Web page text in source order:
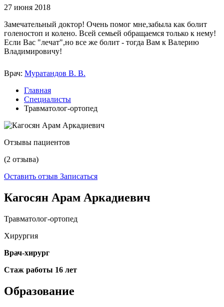
27 июня 2018
Замечательный доктор! Очень помог мне,забыла как болит
голеностоп и колено. Всей семьей обращаемся только к нему!
Если Вас "лечат",но все же болит - тогда Вам к Валерию
Владимировичу!
Врач: Муратандов В. В.
Главная
Специалисты
Травматолог-ортопед
Отзывы пациентов
(2 отзыва)
Оставить отзыв Записаться
Кагосян Арам Аркадиевич
Травматолог-ортопед
Хирургия
Врач-хирург
Стаж работы 16 лет
Образование